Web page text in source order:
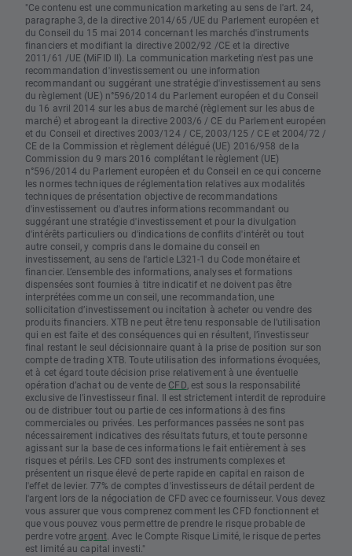
"Ce contenu est une communication marketing au sens de l'art. 24,
paragraphe 3, de la directive 2014/65 /UE du Parlement européen et
du Conseil du 15 mai 2014 concernant les marchés d'instruments
financiers et modifiant la directive 2002/92 /CE et la directive
2011/61 /UE (MiFID II). La communication marketing n'est pas une
recommandation d'investissement ou une information
recommandant ou suggérant une stratégie d'investissement au sens
du règlement (UE) n°596/2014 du Parlement européen et du Conseil
du 16 avril 2014 sur les abus de marché (règlement sur les abus de
marché) et abrogeant la directive 2003/6 / CE du Parlement européen
et du Conseil et directives 2003/124 / CE, 2003/125 / CE et 2004/72 /
CE de la Commission et règlement délégué (UE) 2016/958 de la
Commission du 9 mars 2016 complétant le règlement (UE)
n°596/2014 du Parlement européen et du Conseil en ce qui concerne
les normes techniques de réglementation relatives aux modalités
techniques de présentation objective de recommandations
d'investissement ou d'autres informations recommandant ou
suggérant une stratégie d'investissement et pour la divulgation
d'intérêts particuliers ou d'indications de conflits d'intérêt ou tout
autre conseil, y compris dans le domaine du conseil en
investissement, au sens de l'article L321-1 du Code monétaire et
financier. L’ensemble des informations, analyses et formations
dispensées sont fournies à titre indicatif et ne doivent pas être
interprétées comme un conseil, une recommandation, une
sollicitation d’investissement ou incitation à acheter ou vendre des
produits financiers. XTB ne peut être tenu responsable de l’utilisation
qui en est faite et des conséquences qui en résultent, l’investisseur
final restant le seul décisionnaire quant à la prise de position sur son
compte de trading XTB. Toute utilisation des informations évoquées,
et à cet égard toute décision prise relativement à une éventuelle
opération d’achat ou de vente de CFD, est sous la responsabilité
exclusive de l’investisseur final. Il est strictement interdit de reproduire
ou de distribuer tout ou partie de ces informations à des fins
commerciales ou privées. Les performances passées ne sont pas
nécessairement indicatives des résultats futurs, et toute personne
agissant sur la base de ces informations le fait entièrement à ses
risques et périls. Les CFD sont des instruments complexes et
présentent un risque élevé de perte rapide en capital en raison de
l'effet de levier. 77% de comptes d'investisseurs de détail perdent de
l'argent lors de la négociation de CFD avec ce fournisseur. Vous devez
vous assurer que vous comprenez comment les CFD fonctionnent et
que vous pouvez vous permettre de prendre le risque probable de
perdre votre argent. Avec le Compte Risque Limité, le risque de pertes
est limité au capital investi."